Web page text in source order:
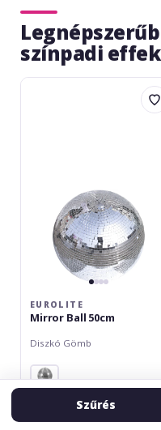
színpadi
Eurolite
EUROLITE
Mirror Ball 50cm
Diszkó Gömb
Szűrés